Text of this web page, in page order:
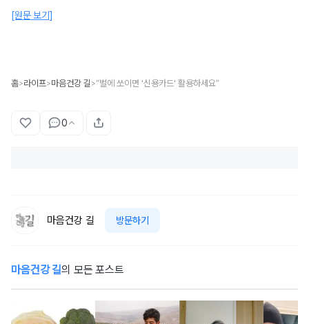
[원문 보기]
홈>라이프>마음건강 길 >“벌에 쏘이면 '신용카드' 활용하세요”
0
마음건강 길 방문하기
마음건강 길의 모든 포스트